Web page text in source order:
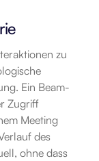
zu
Ein Beam-
Zugriff
Meeting
des
ohne dass